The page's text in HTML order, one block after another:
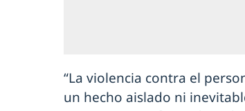
“La violencia contra el
un hecho aislado ni